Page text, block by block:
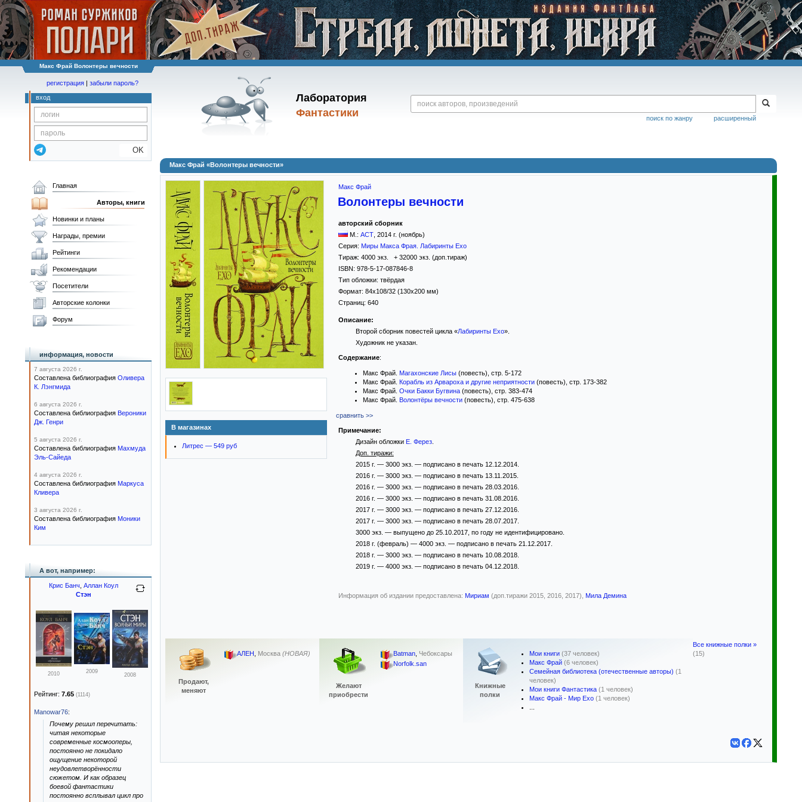
Макс Фрай Волонтеры вечности
Лаборатория
Фантастики
расширенный
поиск по жанру
регистрация | забыли пароль?
вход
OK
Макс Фрай «Волонтеры вечности»
В магазинах
Литрес — 549 руб
Макс Фрай
Волонтеры вечности
авторский сборник
М.: АСТ 2014 г. (ноябрь)
Серия: Миры Макса Фрая. Лабиринты Ехо
Тираж: 4000 экз. + 32000 экз. (доп.тираж)
ISBN: 978-5-17-087846-8
Тип обложки: твёрдая
Формат: 84x108/32 (130x200 мм)
Страниц: 640
Описание:
Второй сборник повестей цикла «Лабиринты Ехо».
Художник не указан.
Содержание:
Макс Фрай. Магахонские Лисы (повесть), стр. 5-172
Макс Фрай. Корабль из Арвароха и другие неприятности (повесть), стр. 173-382
Макс Фрай. Очки Бакки Бугвина (повесть), стр. 383-474
Макс Фрай. Волонтёры вечности (повесть), стр. 475-638
сравнить >>
Примечание:
Дизайн обложки Е. Ферез.
Доп. тиражи:
2015 г. — 3000 экз. — подписано в печать 12.12.2014.
2016 г. — 3000 экз. — подписано в печать 13.11.2015.
2016 г. — 3000 экз. — подписано в печать 28.03.2016.
2016 г. — 3000 экз. — подписано в печать 31.08.2016.
2017 г. — 3000 экз. — подписано в печать 27.12.2016.
2017 г. — 3000 экз. — подписано в печать 28.07.2017.
3000 экз. — выпущено до 25.10.2017, по году не идентифицировано.
2018 г. (февраль) — 4000 экз. — подписано в печать 21.12.2017.
2018 г. — 3000 экз. — подписано в печать 10.08.2018.
2019 г. — 4000 экз. — подписано в печать 04.12.2018.
Информация об издании предоставлена: Мириам (доп.тиражи 2015, 2016, 2017), Мила Демина
Продают,
меняют
АЛЕН , Москва (НОВАЯ)
Желают
приобрести
Batman, Чебоксары
Norfolk.san
Книжные
полки
Мои книги (37 человек)
Макс Фрай (6 человек)
Семейная библиотека (отечественные авторы) (1
человек)
Мои книги Фантастика (1 человек)
Макс Фрай - Мир Ехо (1 человек)
Все книжные полки »
(15)
Главная
Авторы, книги
Новинки и планы
Награды, премии
Рейтинги
Рекомендации
Посетители
Авторские колонки
Форум
информация, новости
7 августа 2026 г.
Составлена библиография Оливера
К. Лэнгмида
6 августа 2026 г.
Составлена библиография Вероники
Дж. Генри
5 августа 2026 г.
Составлена библиография Махмуда
Эль-Сайеда
4 августа 2026 г.
Составлена библиография Маркуса
Кливера
3 августа 2026 г.
Составлена библиография Моники
Ким
А вот, например:
Крис Банч Аллан Коул
Стэн
2010 2009
2008
Рейтинг: 7.65 (1114)
Manowar76:
Почему решил перечитать:
читая некоторые
современные космооперы,
постоянно не покидало
ощущение некоторой
неудовлетворённости
сюжетом. И как образец
боевой фантастики
постоянно всплывал цикл про